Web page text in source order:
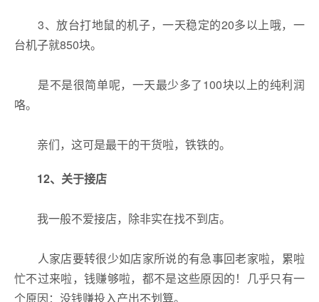
3、放台打地鼠的机子，一天稳定的20多以上哦，一
台机子就850块。
是不是很简单呢，一天最少多了100块以上的纯利润
咯。
亲们，这可是最干的干货啦，铁铁的。
12、 关于接店
我一般不爱接店，除非实在找不到店。
人家店要转很少如店家所说的有急事回老家啦，累啦
忙不过来啦，钱赚够啦，都不是这些原因的！几乎只有一
个原因：没钱赚投入产出不划算。